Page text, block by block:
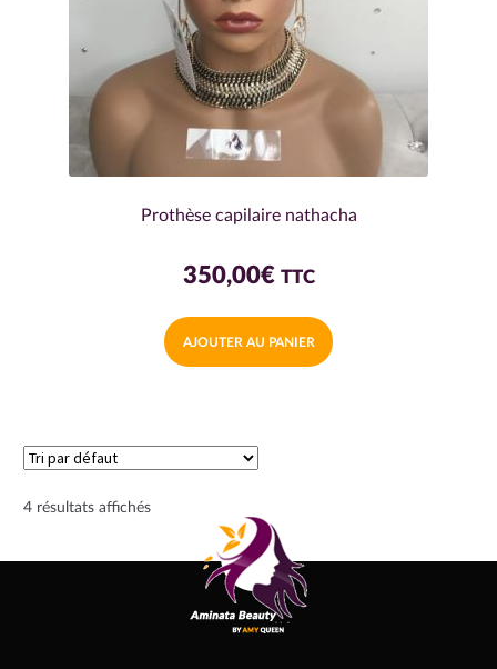
du
produit
Prothèse capilaire nathacha
350,00€ TTC
AJOUTER AU PANIER
4 résultats affichés